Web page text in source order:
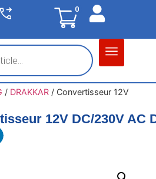
0
/ DRAKKAR/ Convertisseur 12V
12V DC/230V AC